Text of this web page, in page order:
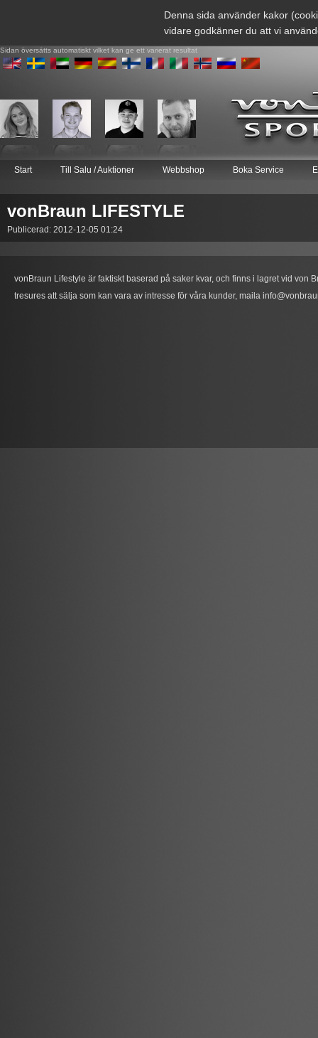
Denna sida använder kakor
vidare godkänner du att vi
Sidan översätts automatiskt vilket kan ge ett varierat resultat
Start Till Salu / Auktioner Webbshop Boka Service
vonBraun LIFESTYLE
Publicerad: 2012-12-05 01:24
vonBraun Lifestyle är faktiskt baserad på saker kvar, och finns i lagret vid von
tresures att sälja som kan vara av intresse för våra kunder, maila